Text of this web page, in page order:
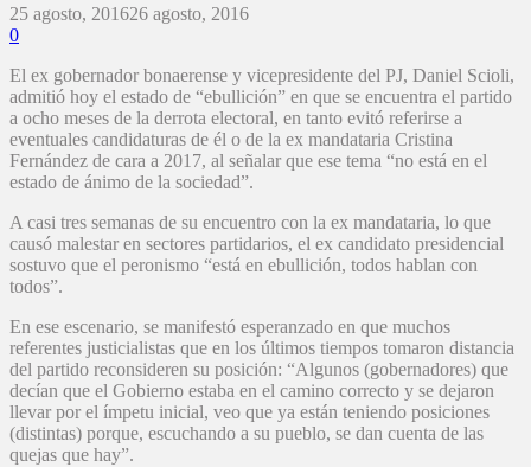
25 agosto, 201626 agosto, 2016
0
El ex gobernador bonaerense y vicepresidente del PJ, Daniel Scioli,
admitió hoy el estado de “ebullición” en que se encuentra el partido
a ocho meses de la derrota electoral, en tanto evitó referirse a
eventuales candidaturas de él o de la ex mandataria Cristina
Fernández de cara a 2017, al señalar que ese tema “no está en el
estado de ánimo de la sociedad”.
A casi tres semanas de su encuentro con la ex mandataria, lo que
causó malestar en sectores partidarios, el ex candidato presidencial
sostuvo que el peronismo “está en ebullición, todos hablan con
todos”.
En ese escenario, se manifestó esperanzado en que muchos
referentes justicialistas que en los últimos tiempos tomaron distancia
del partido reconsideren su posición: “Algunos (gobernadores) que
decían que el Gobierno estaba en el camino correcto y se dejaron
llevar por el ímpetu inicial, veo que ya están teniendo posiciones
(distintas) porque, escuchando a su pueblo, se dan cuenta de las
quejas que hay”.